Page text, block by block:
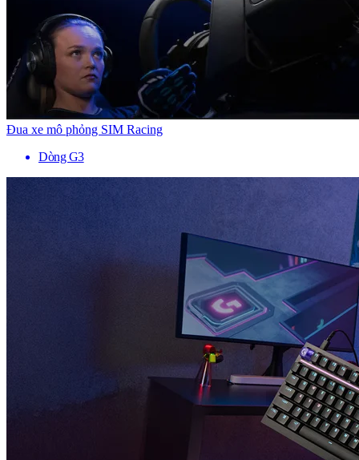
Đua xe mô phỏng SIM Racing
Dòng G3